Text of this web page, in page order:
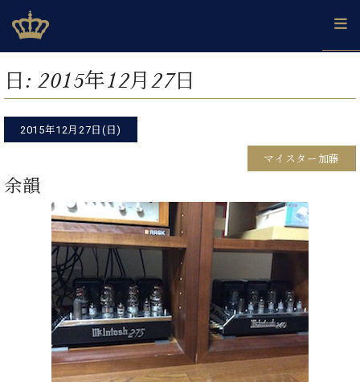
to
content
ベヒシュタインジャパン公式サイト
BECHSTEIN JAPAN Official Site
タ
ロ
グ
ベ
ヒ
イ
ン
コ
サ
ー
ト /
C.
ベ
ヒ
示
ベ
ヒ
シ
イ
ド
イ
ツ
器
メ
ル
マ
員
シ
イ
企
業
情
採
日: 2015年12月27日
2015年12月27日(日)
マイスター加藤
余韻